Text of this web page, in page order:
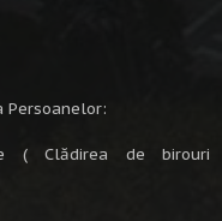
Persoanelor:
( Clădirea de birouri